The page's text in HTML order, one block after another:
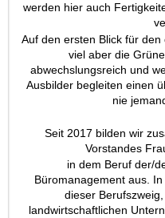
werden hier auch
Auf den ersten Blick für
viel aber die
abwechslungsreich und
Ausbilder begleiten einen
nie
Seit 2017 bilden wir
Vorstandes
in dem Beruf der/
Büromanagement aus.
dieser
landwirtschaftlichen